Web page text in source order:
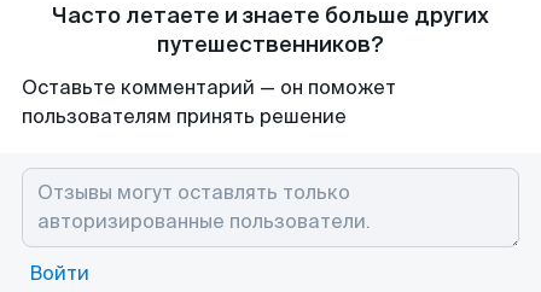
Часто летаете и знаете больше других
путешественников?
Оставьте комментарий — он поможет
пользователям принять решение
Войти